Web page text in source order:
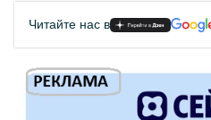
Читайте нас в